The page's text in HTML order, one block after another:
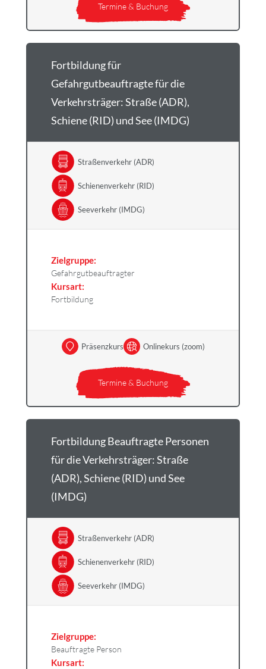
Termine & Buchung
Fortbildung für
Gefahrgutbeauftragte für die
Verkehrsträger: Straße (ADR),
Schiene (RID) und See (IMDG)
Straßenverkehr (ADR)
Schienenverkehr (RID)
Seeverkehr (IMDG)
Zielgruppe:
Gefahrgutbeauftragter
Kursart:
Fortbildung
Termine & Buchung
Präsenzkurs Onlinekurs (zoom)
Fortbildung Beauftragte Personen
für die Verkehrsträger: Straße
(ADR), Schiene (RID) und See
(IMDG)
Straßenverkehr (ADR)
Schienenverkehr (RID)
Seeverkehr (IMDG)
Zielgruppe:
Beauftragte Person
Kursart: